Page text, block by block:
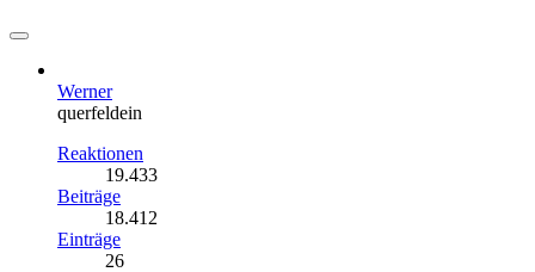
Werner
querfeldein
Reaktionen
19.433
Beiträge
18.412
Einträge
26